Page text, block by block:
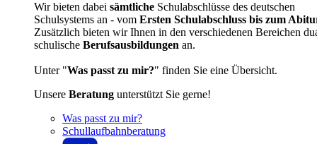
Wir bieten dabei sämtliche Schulabschlüsse des deutschen
Schulsystems an - vom Ersten Schulabschluss bis zum
Zusätzlich bieten wir Ihnen in den verschiedenen Bereichen
schulische Berufsausbildungen an.
Unter "Was passt zu mir?" finden Sie eine Übersicht.
Unsere Beratung unterstützt Sie gerne!
Was passt zu mir?
Schullaufbahnberatung